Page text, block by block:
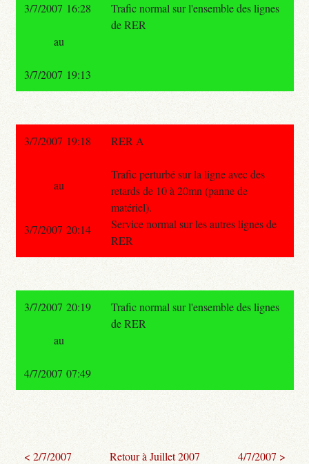
3/7/2007 16:28
Trafic normal sur l'ensemble des lignes
de RER
au
3/7/2007 19:13
3/7/2007 19:18 RER A
Trafic perturbé sur la ligne avec des
retards de 10 à 20mn (panne de
matériel).
Service normal sur les autres lignes de
RER
au
3/7/2007 20:14
3/7/2007 20:19
Trafic normal sur l'ensemble des lignes
de RER
au
4/7/2007 07:49
< 2/7/2007 Retour à Juillet 2007 4/7/2007 >